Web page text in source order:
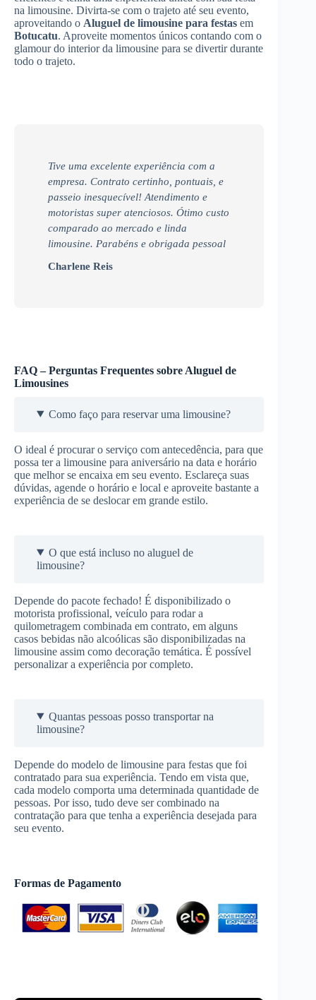
na limousine. Divirta-se com o trajeto até seu evento,
aproveitando o Aluguel de limousine para festas em
Botucatu. Aproveite momentos únicos contando com o
glamour do interior da limousine para se divertir durante
todo o trajeto.
Tive uma excelente experiência com a
empresa. Contrato certinho, pontuais, e
passeio inesquecível! Atendimento e
motoristas super atenciosos. Ótimo custo
comparado ao mercado e linda
limousine. Parabéns e obrigada pessoal
Charlene Reis
FAQ – Perguntas Frequentes sobre Aluguel de
Limousines
Como faço para reservar uma limousine?
O ideal é procurar o serviço com antecedência, para que
possa ter a limousine para aniversário na data e horário
que melhor se encaixa em seu evento. Esclareça suas
dúvidas, agende o horário e local e aproveite bastante a
experiência de se deslocar em grande estilo.
O que está incluso no aluguel de
limousine?
Depende do pacote fechado! É disponibilizado o
motorista profissional, veículo para rodar a
quilometragem combinada em contrato, em alguns
casos bebidas não alcoólicas são disponibilizadas na
limousine assim como decoração temática. É possível
personalizar a experiência por completo.
Quantas pessoas posso transportar na
limousine?
Depende do modelo de limousine para festas que foi
contratado para sua experiência. Tendo em vista que,
cada modelo comporta uma determinada quantidade de
pessoas. Por isso, tudo deve ser combinado na
contratação para que tenha a experiência desejada para
seu evento.
Formas de Pagamento